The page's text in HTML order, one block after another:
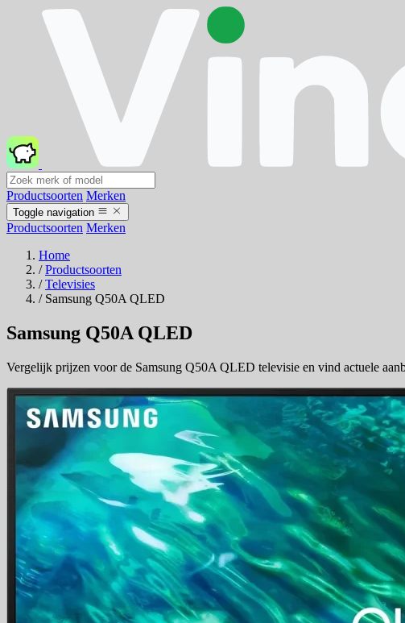
Productsoorten Merken
Toggle navigation
Productsoorten Merken
Home
/ Productsoorten
/ Televisies
/ Samsung Q50A QLED
Samsung Q50A QLED
Vergelijk prijzen voor de Samsung Q50A QLED televisie en vind actuele